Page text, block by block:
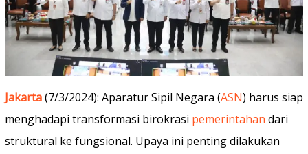
Jakarta(7/3/2024): Aparatur Sipil Negara (ASN) harus siap
menghadapi transformasi birokrasi pemerintahan dari
struktural ke fungsional. Upaya ini penting dilakukan